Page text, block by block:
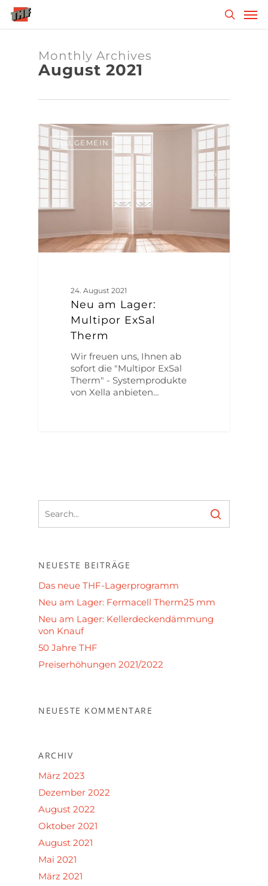
Skip
Monthly Archives
August 2021
ALLGEMEIN
24. August 2021
Neu am Lager:
Multipor ExSal
Therm
Wir freuen uns, Ihnen ab
sofort die "Multipor ExSal
Therm" - Systemprodukte
von Xella anbieten…
NEUESTE BEITRÄGE
Das neue THF-Lagerprogramm
Neu am Lager: Fermacell Therm25 mm
Neu am Lager: Kellerdeckendämmung
von Knauf
50 Jahre THF
Preiserhöhungen 2021/2022
NEUESTE KOMMENTARE
ARCHIV
März 2023
Dezember 2022
August 2022
Oktober 2021
August 2021
Mai 2021
März 2021